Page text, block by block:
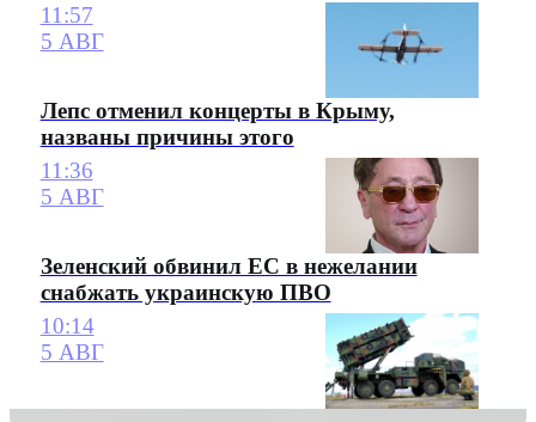
11:57
5 АВГ
Лепс отменил концерты в Крыму,
названы причины этого
11:36
5 АВГ
Зеленский обвинил ЕС в нежелании
снабжать украинскую ПВО
10:14
5 АВГ